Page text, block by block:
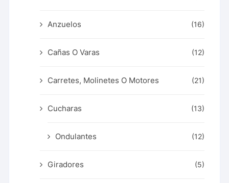
Anzuelos (16)
Cañas O Varas (12)
Carretes, Molinetes O Motores (21)
Cucharas (13)
Ondulantes (12)
Giradores (5)